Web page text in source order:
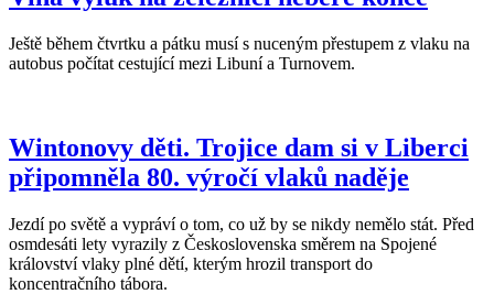
Ještě během čtvrtku a pátku musí s nuceným přestupem z vlaku na
autobus počítat cestující mezi Libuní a Turnovem.
Wintonovy děti. Trojice dam si v Liberci
připomněla 80. výročí vlaků naděje
Jezdí po světě a vypráví o tom, co už by se nikdy nemělo stát. Před
osmdesáti lety vyrazily z Československa směrem na Spojené
království vlaky plné dětí, kterým hrozil transport do
koncentračního tábora.